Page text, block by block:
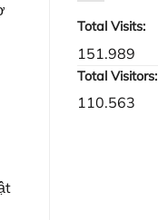
Total Visits:
151.989
Total Visitors:
110.563